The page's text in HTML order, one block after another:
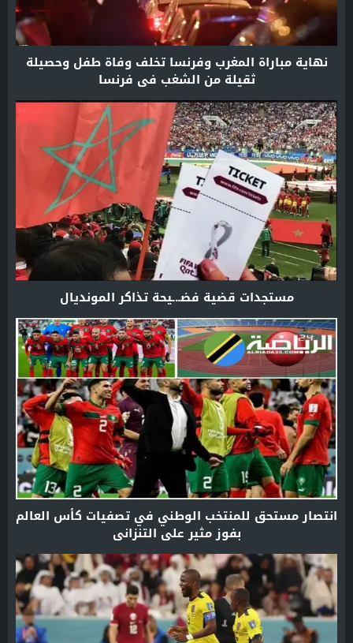
نهاية مباراة المغرب وفرنسا تخلف وفاة طفل وحصيلة
ثقيلة من الشغب في فرنسا
مستجدات قضية فضـ.ـيحة تذاكر المونديال
انتصار مستحق للمنتخب الوطني في تصفيات كأس العالم
بفوز مثير على التنزاني